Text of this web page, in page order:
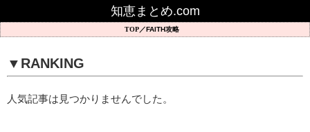
知恵まとめ.com
FAITH攻略
▼RANKING
人気記事は見つかりませんでした。